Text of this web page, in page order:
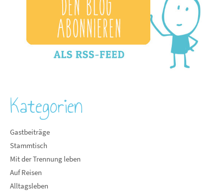
Kategorien
Gastbeiträge
Stammtisch
Mit der Trennung leben
Auf Reisen
Alltagsleben